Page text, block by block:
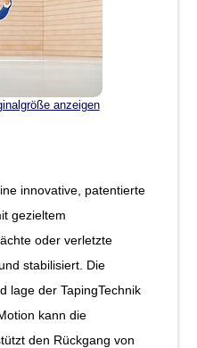
anzeigen
innovative, patentierte
gezieltem
oder verletzte
stabilisiert. Die
lage der Taping­Technik
kann die
den Rückgang von